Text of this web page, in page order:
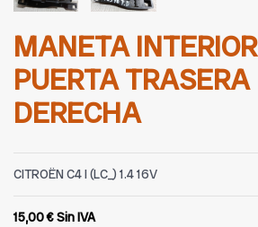
MANETA INTERIOR
PUERTA TRASERA
DERECHA
CITROËN C4 I (LC_) 1.4 16V
15,00 €Sin IVA